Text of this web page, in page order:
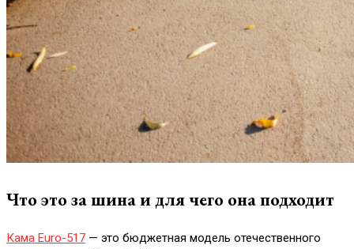
Что это за шина и для чего она подходит
Кама Euro-517 — это бюджетная модель отечественного